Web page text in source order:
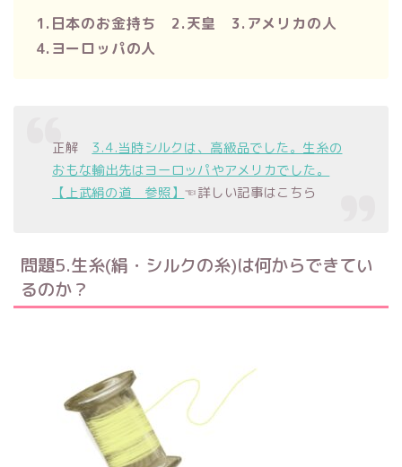
1.日本のお金持ち 2.天皇 3.アメリカの人
4.ヨーロッパの人
正解 3.4.当時シルクは、高級品でした。生糸の
おもな輸出先はヨーロッパやアメリカでした。
【上武絹の道 参照】 ☜詳しい記事はこちら
問題5.生糸(絹・シルクの糸)は何からできてい
るのか？